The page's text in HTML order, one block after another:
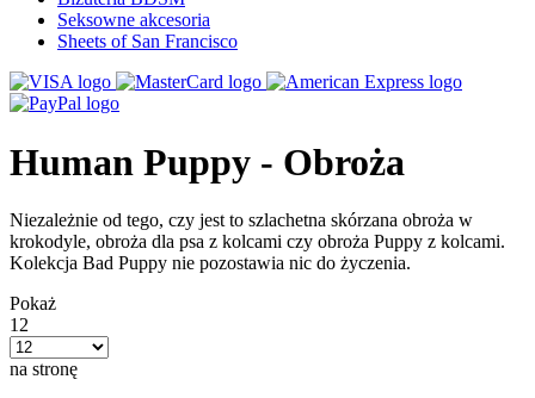
Seksowne akcesoria
Sheets of San Francisco
Human Puppy - Obroża
Niezależnie od tego, czy jest to szlachetna skórzana obroża w
krokodyle, obroża dla psa z kolcami czy obroża Puppy z kolcami.
Kolekcja Bad Puppy nie pozostawia nic do życzenia.
Pokaż
12
na stronę